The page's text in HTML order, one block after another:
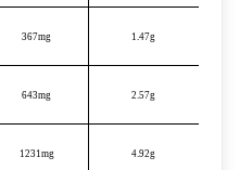
367mg 1.47g
643mg 2.57g
1231mg 4.92g